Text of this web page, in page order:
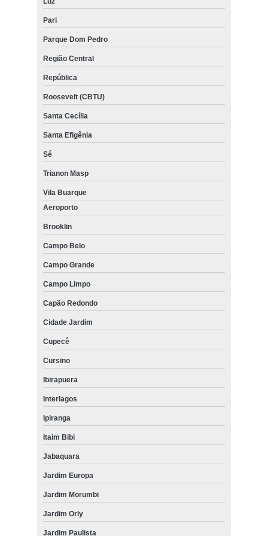
Pari
Parque Dom Pedro
Região Central
República
Roosevelt (CBTU)
Santa Cecília
Santa Efigênia
Sé
Trianon Masp
Vila Buarque
Aeroporto
Brooklin
Campo Belo
Campo Grande
Campo Limpo
Capão Redondo
Cidade Jardim
Cupecê
Cursino
Ibirapuera
Interlagos
Ipiranga
Itaim Bibi
Jabaquara
Jardim Europa
Jardim Morumbi
Jardim Orly
Jardim Paulista